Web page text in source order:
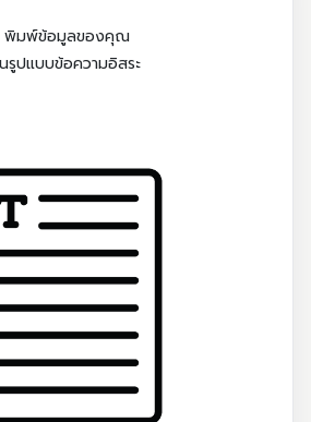
พิมพ์ข้อมูลของคุณ
รูปแบบข้อความอิสระ